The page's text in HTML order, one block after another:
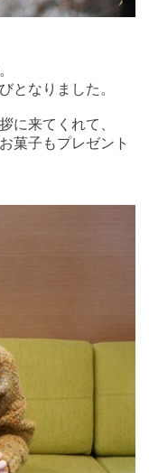
となりました。
に来てくれて、
菓子もプレゼント